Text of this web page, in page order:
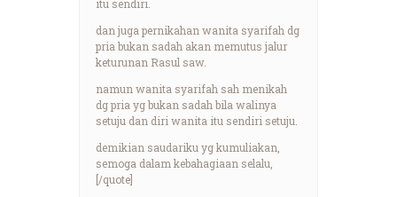
itu sendiri.
dan juga pernikahan wanita syarifah dg
pria bukan sadah akan memutus jalur
keturunan Rasul saw.
namun wanita syarifah sah menikah
dg pria yg bukan sadah bila walinya
setuju dan diri wanita itu sendiri setuju.
demikian saudariku yg kumuliakan,
semoga dalam kebahagiaan selalu,
[/quote]